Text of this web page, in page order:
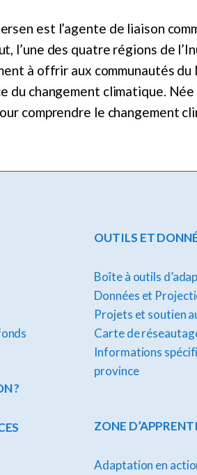
est l’agente de liaison
l’une des quatre régions de
à offrir aux communautés
du changement climatique.
comprendre le changement
?
OUTILS ET
Boîte à outils
Données et
Projets et soutien
Carte de
Informations
province
ZONE
Adaptation en